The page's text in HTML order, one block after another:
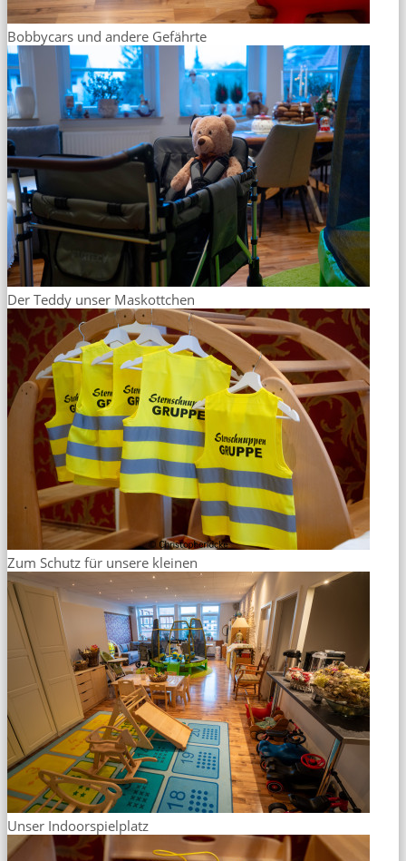
Bobbycars und andere Gefährte
Der Teddy unser Maskottchen
Zum Schutz für unsere kleinen
Unser Indoorspielplatz